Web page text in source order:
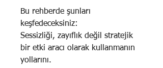
Bu rehberde şunları
keşfedeceksiniz:
Sessizliği, zayıflık değil stratejik
bir etki aracı olarak kullanmanın
yollarını.